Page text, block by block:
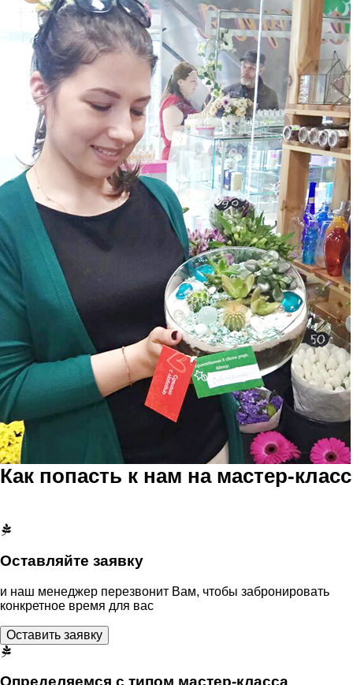
Как попасть к нам на мастер-класс
Оставляйте заявку
и наш менеджер перезвонит Вам, чтобы забронировать
конкретное время для вас
Оставить заявку